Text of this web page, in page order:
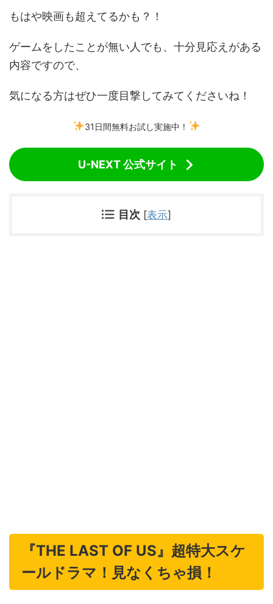
もはや映画も超えてるかも？！
ゲームをしたことが無い人でも、十分見応えがある
内容ですので、
気になる方はぜひ一度目撃してみてくださいね！
31日間無料お試し実施中！
U-NEXT 公式サイト
目次 [表示]
『THE LAST OF US』超特大スケ
ールドラマ！見なくちゃ損！